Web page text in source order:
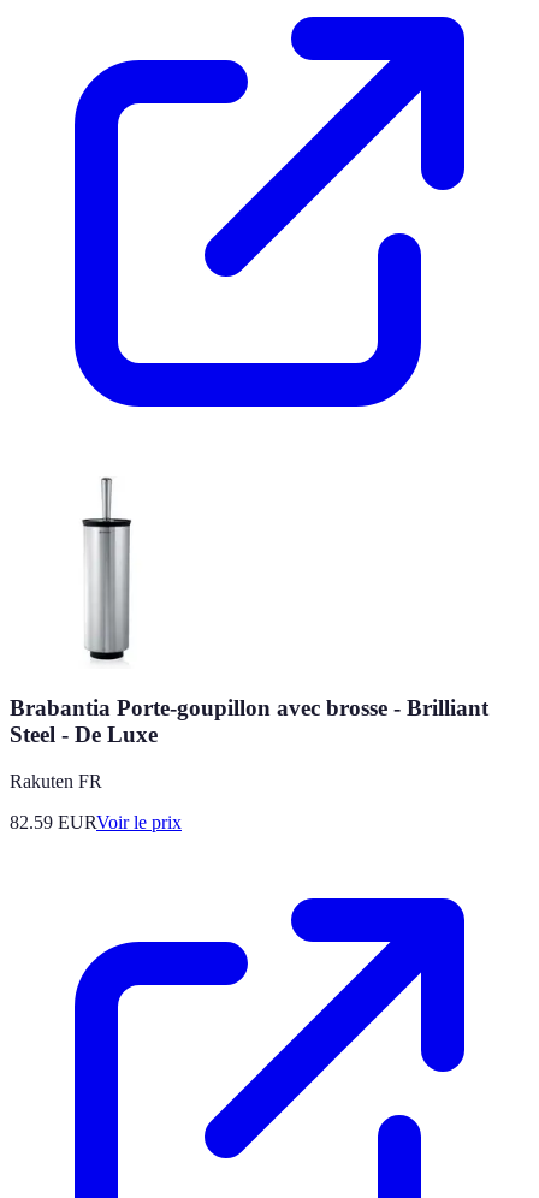
Brabantia Porte-goupillon avec brosse - Brilliant
Steel - De Luxe
Rakuten FR
82.59 EURVoir le prix